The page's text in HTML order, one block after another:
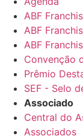
ABF
ABF
ABF
Convenção
Prêmio
SEF - Selo
Associado
Central do
Associados